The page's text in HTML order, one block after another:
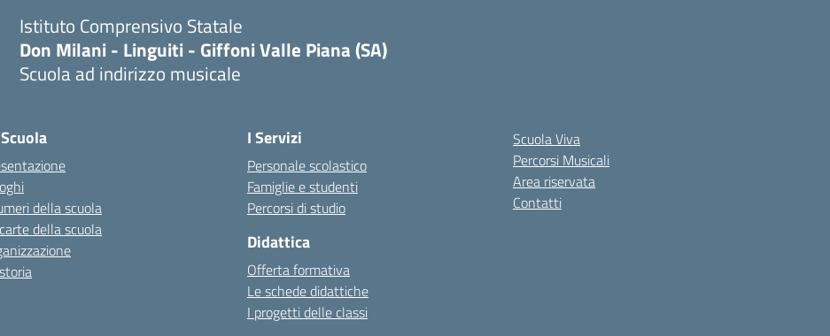
Istituto Comprensivo Statale
Don Milani - Linguiti - Giffoni Valle Piana (SA)
Scuola ad indirizzo musicale
della scuola
della scuola
I Servizi
Personale scolastico
Famiglie e studenti
Percorsi di studio
Didattica
Offerta formativa
Le schede didattiche
I progetti delle classi
Scuola Viva
Percorsi Musicali
Area riservata
Contatti